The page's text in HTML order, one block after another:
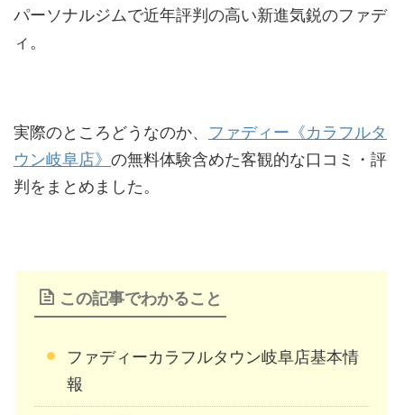
パーソナルジムで近年評判の高い新進気鋭のファデ
ィ。
実際のところどうなのか、 ファディー《カラフルタ
ウン岐阜店》 の無料体験含めた客観的な口コミ・評
判をまとめました。
この記事でわかること
ファディーカラフルタウン岐阜店基本情
報